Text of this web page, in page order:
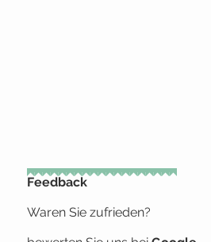
Feedback
Waren Sie zufrieden?